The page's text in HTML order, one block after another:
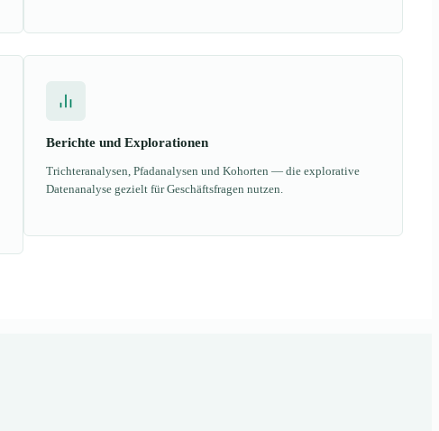
Berichte und Explorationen
Trichteranalysen, Pfadanalysen und Kohorten — die explorative
Datenanalyse gezielt für Geschäftsfragen nutzen.